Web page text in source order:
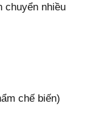
chuyển nhiều
chế biến)